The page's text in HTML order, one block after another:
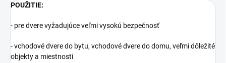
POUŽITIE:
- pre dvere vyžadujúce veľmi vysokú bezpečnosť
- vchodové dvere do bytu, vchodové dvere do domu, veľmi dôležité
objekty a miestnosti